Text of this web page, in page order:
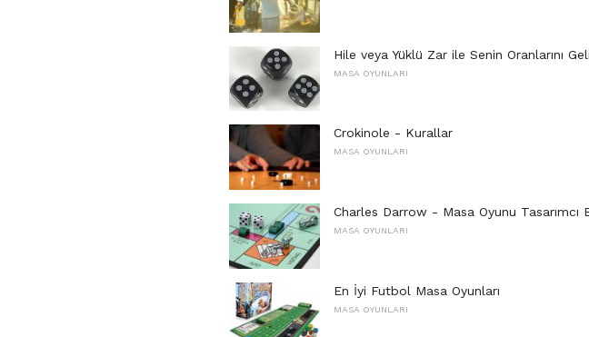
Hile veya Yüklü Zar ile Senin Oranlarını
MASA OYUNLARI
Crokinole - Kurallar
MASA OYUNLARI
Charles Darrow - Masa Oyunu Tasarımcı
MASA OYUNLARI
En İyi Futbol Masa Oyunları
MASA OYUNLARI